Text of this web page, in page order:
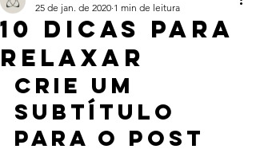
10 dicas para
relaxar
25 de jan. de 2020 1 min de leitura
Crie um
subtítulo
para o post